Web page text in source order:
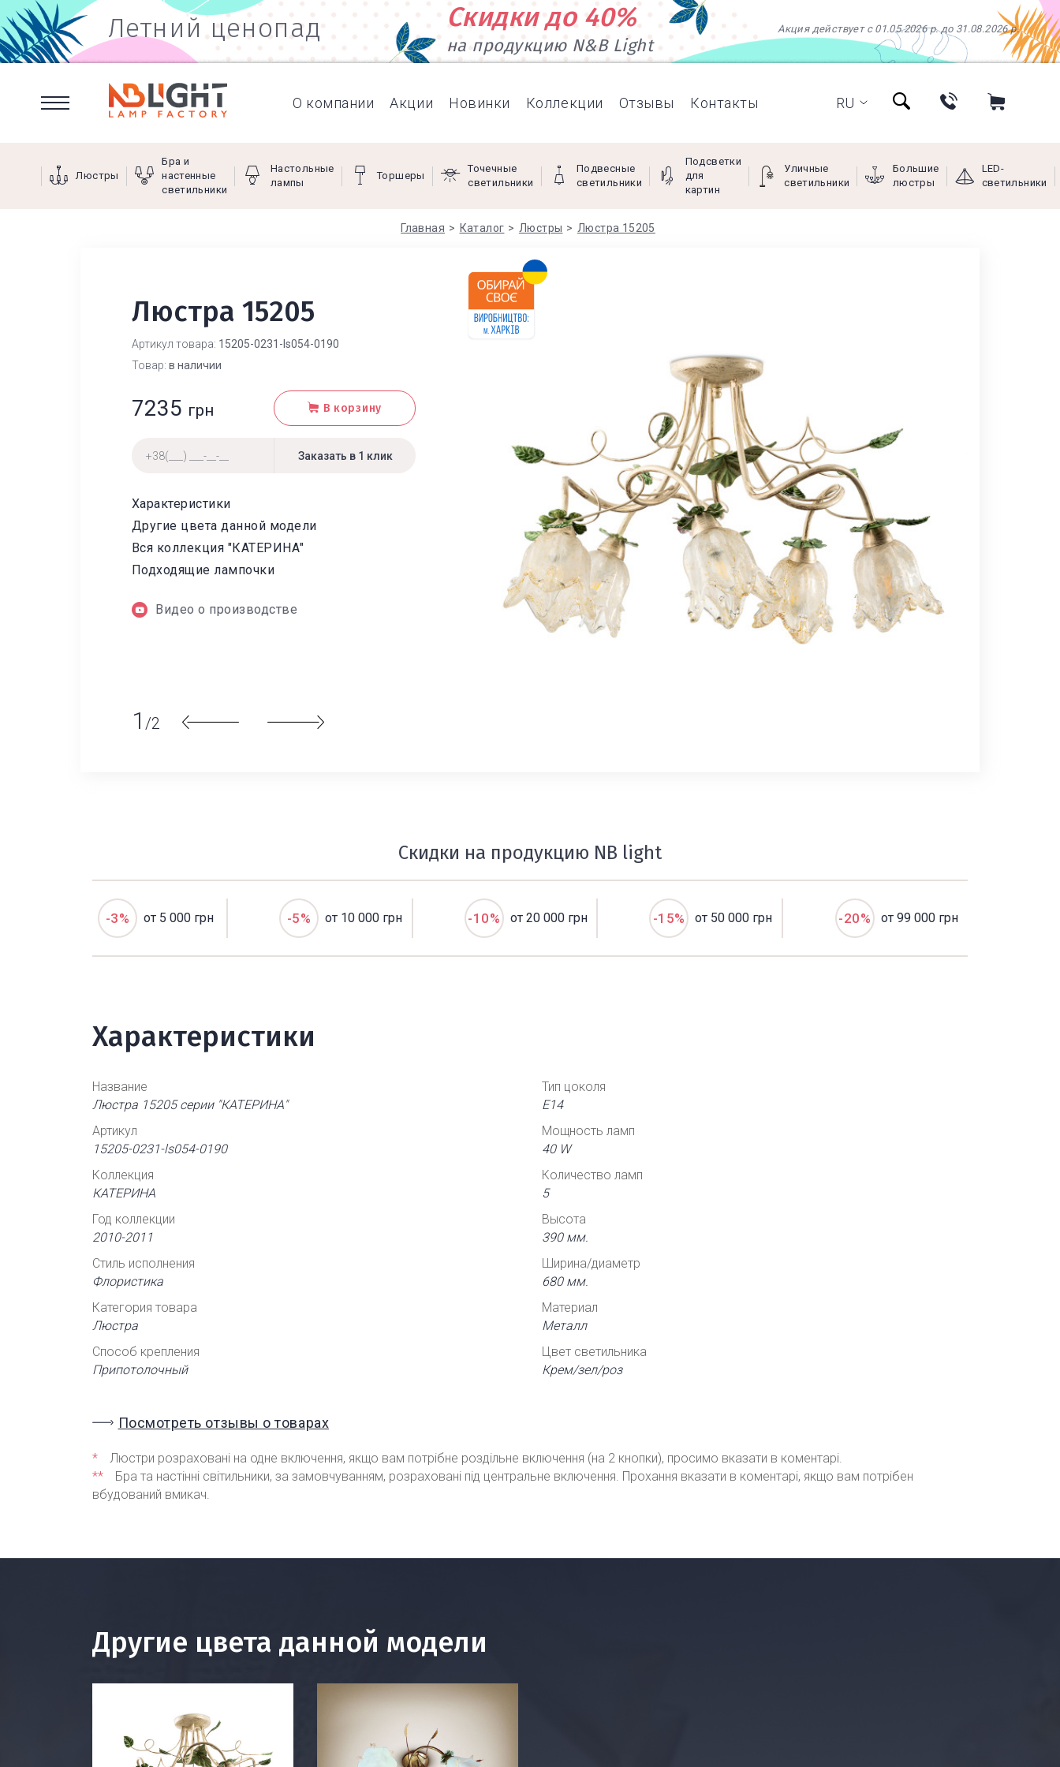
Летний ценопад Скидки до 40%
на продукцию N&B Light
Акция действует с 01.05.2026 р. до 31.08.2026 р.
О компании Акции Новинки Коллекции Отзывы Контакты RU
Люстры
Бра и
настенные
светильники
Настольные
лампы
Торшеры
Точечные
светильники
Подвесные
светильники
Подсветки
для
картин
Уличные
светильники
Большие
люстры
LED-
светильники
Главная Каталог Люстры Люстра 15205
Люстра 15205
Артикул товара: 15205-0231-ls054-0190
Товар: в наличии
7235 грн В корзину
Характеристики
Другие цвета данной модели
Вся коллекция "КАТЕРИНА"
Подходящие лампочки
Видео о производстве
1 /2
Скидки на продукцию NB light
-3% от 5 000 грн -5% от 10 000 грн -10% от 20 000 грн -15% от 50 000 грн -20% от 99 000 грн
Характеристики
Название
Люстра 15205 серии "КАТЕРИНА"
Артикул
15205-0231-ls054-0190
Коллекция
КАТЕРИНА
Год коллекции
2010-2011
Стиль исполнения
Флористика
Категория товара
Люстра
Способ крепления
Припотолочный
Тип цоколя
Е14
Мощность ламп
40 W
Количество ламп
5
Высота
390 мм.
Ширина/диаметр
680 мм.
Материал
Металл
Цвет светильника
Крем/зел/роз
Посмотреть отзывы о товарах
*
Люстри розраховані на одне включення, якщо вам потрібне роздільне включення (на 2 кнопки), просимо вказати в коментарі.
**
Бра та настінні світильники, за замовчуванням, розраховані під центральне включення. Прохання вказати в коментарі, якщо вам потрібен
вбудований вмикач.
Другие цвета данной модели